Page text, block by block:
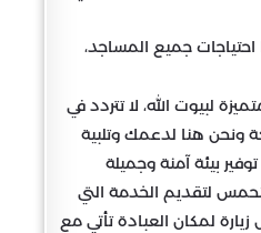
احتياجات جميع المساجد،
لبيوت الله، لا تتردد في
ونحن هنا لدعمك وتلبية
بيئة آمنة وجميلة
لتقديم الخدمة التي
لمكان العبادة تأتي مع